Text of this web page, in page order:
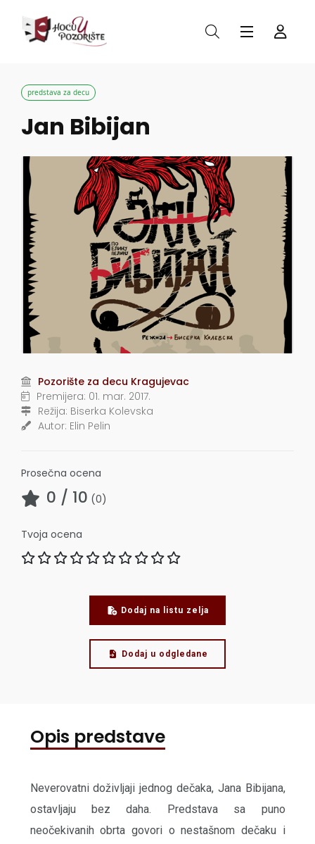
predstava za decu
Jan Bibijan
Pozorište za decu Kragujevac
Premijera: 01. mar. 2017.
Režija: Biserka Kolevska
Autor: Elin Pelin
Prosečna ocena
0 / 10 (0)
Tvoja ocena
Dodaj na listu zelja
Dodaj u odgledane
Opis predstave
Neverovatni doživljaji jednog dečaka, Jana Bibijana,
ostavljaju bez daha. Predstava sa puno
neočekivanih obrta govori o nestašnom dečaku i